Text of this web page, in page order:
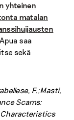
yhteinen
matalan
Apua saa
sekä
F.;Masti,
Scams:
Characteristics